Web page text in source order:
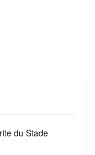
du Stade